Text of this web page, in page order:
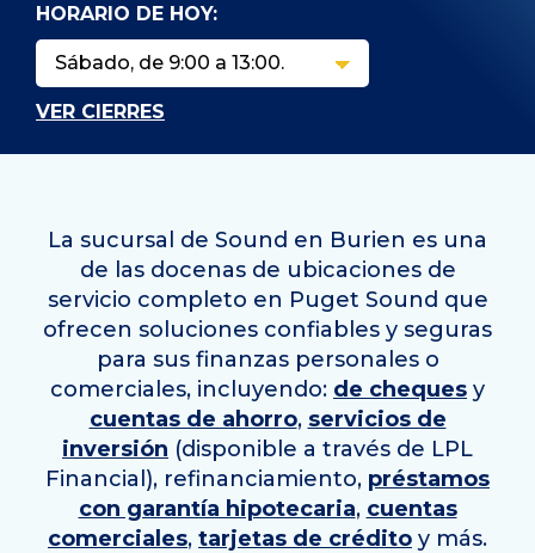
HORARIO DE HOY:
VER CIERRES
La sucursal de Sound en Burien es una
de las docenas de ubicaciones de
servicio completo en Puget Sound que
ofrecen soluciones confiables y seguras
para sus finanzas personales o
comerciales, incluyendo: de cheques y
cuentas de ahorro, servicios de
inversión (disponible a través de LPL
Financial), refinanciamiento, préstamos
con garantía hipotecaria, cuentas
comerciales, tarjetas de crédito y más.